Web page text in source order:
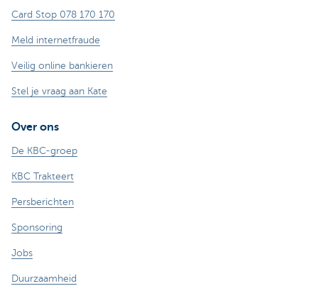
Card Stop 078 170 170
Meld internetfraude
Veilig online bankieren
Stel je vraag aan Kate
Over ons
De KBC-groep
KBC Trakteert
Persberichten
Sponsoring
Jobs
Duurzaamheid